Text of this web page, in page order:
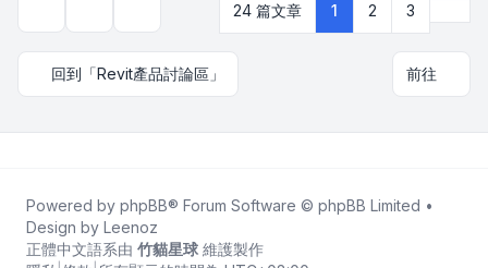
24 篇文章 1 2 3
回到「Revit產品討論區」 前往
Powered by phpBB® Forum Software © phpBB Limited •
Design by Leenoz
正體中文語系由 竹貓星球 維護製作